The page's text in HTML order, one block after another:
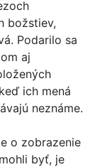
božstiev,
Podarilo sa
aj
ich mená
neznáme.
o zobrazenie
byť, je